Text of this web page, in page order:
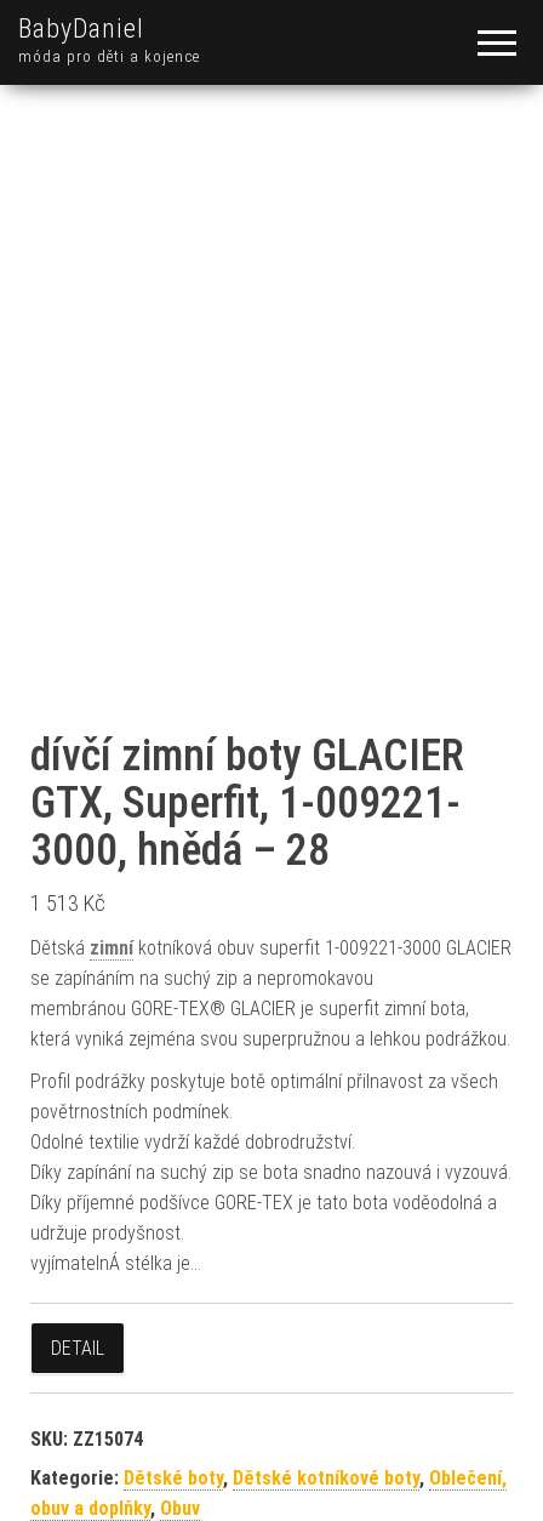
BabyDaniel
móda pro děti a kojence
dívčí zimní boty GLACIER
GTX, Superfit, 1-009221-
3000, hnědá – 28
1 513 Kč
Dětská zimníkotníková obuv superfit 1-009221-3000 GLACIER
se zapínáním na suchý zip a nepromokavou
membránou GORE-TEX® GLACIER je superfit zimní bota,
která vyniká zejména svou superpružnou a lehkou podrážkou.
Profil podrážky poskytuje botě optimální přilnavost za všech
povětrnostních podmínek.
Odolné textilie vydrží každé dobrodružství.
Díky zapínání na suchý zip se bota snadno nazouvá i vyzouvá.
Díky příjemné podšívce GORE-TEX je tato bota voděodolná a
udržuje prodyšnost.
vyjímatelnÁ stélka je…
DETAIL
SKU: ZZ15074
Kategorie: Dětské boty, Dětské kotníkové boty, Oblečení,
obuv a doplňky, Obuv